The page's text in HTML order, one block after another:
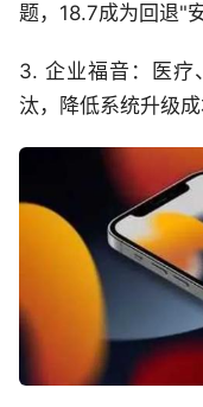
题，18.7成为回退"
3. 企业福音：医疗
汰，降低系统升级成